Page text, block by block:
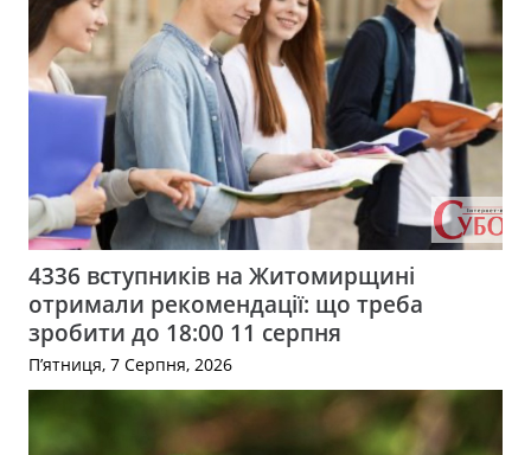
4336 вступників на Житомирщині
отримали рекомендації: що треба
зробити до 18:00 11 серпня
П’ятниця, 7 Серпня, 2026